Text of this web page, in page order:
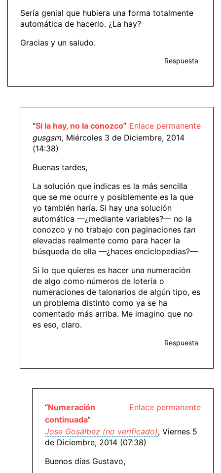
Sería genial que hubiera una forma totalmente
automática de hacerlo. ¿La hay?
Gracias y un saludo.
Respuesta
Enlace permanente
“Si la hay, no la conozco”
gusgsm, Miércoles 3 de Diciembre, 2014
(14:38)
Buenas tardes,
La solución que indicas es la más sencilla
que se me ocurre y posiblemente es la que
yo también haría. Si hay una solución
automática —¿mediante variables?— no la
conozco y no trabajo con paginaciones tan
elevadas realmente como para hacer la
búsqueda de ella —¿haces enciclopedias?—
Si lo que quieres es hacer una numeración
de algo como números de lotería o
numeraciones de talonarios de algún tipo, es
un problema distinto como ya se ha
comentado más arriba. Me imagino que no
es eso, claro.
Respuesta
Enlace permanente
“Numeración
continuada”
Jose Gosálbez (no verificado), Viernes 5
de Diciembre, 2014 (07:38)
Buenos días Gustavo,